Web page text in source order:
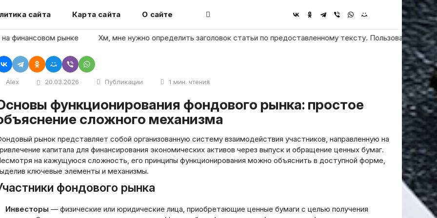
сайта Карта сайта О сайте
рынке Хм, мне нужно определить заголовок статьи по предоставленному тексту. Пользователь
Alex 20.03.2026 Публикации 1 мин. чтения
рынка: простое
сложного механизма
рынок представляет собой организованную систему взаимодействия участников‚ направленную на
капитала для финансирования экономических активов через выпуск и обращение ценных бумаг.
на кажущуюся сложность‚ его принципы функционирования можно объяснить в доступной форме‚
ключевые элементы и механизмы.
фондового рынка
Инвесторы — физические или юридические лица‚ приобретающие ценные бумаги с целью получения